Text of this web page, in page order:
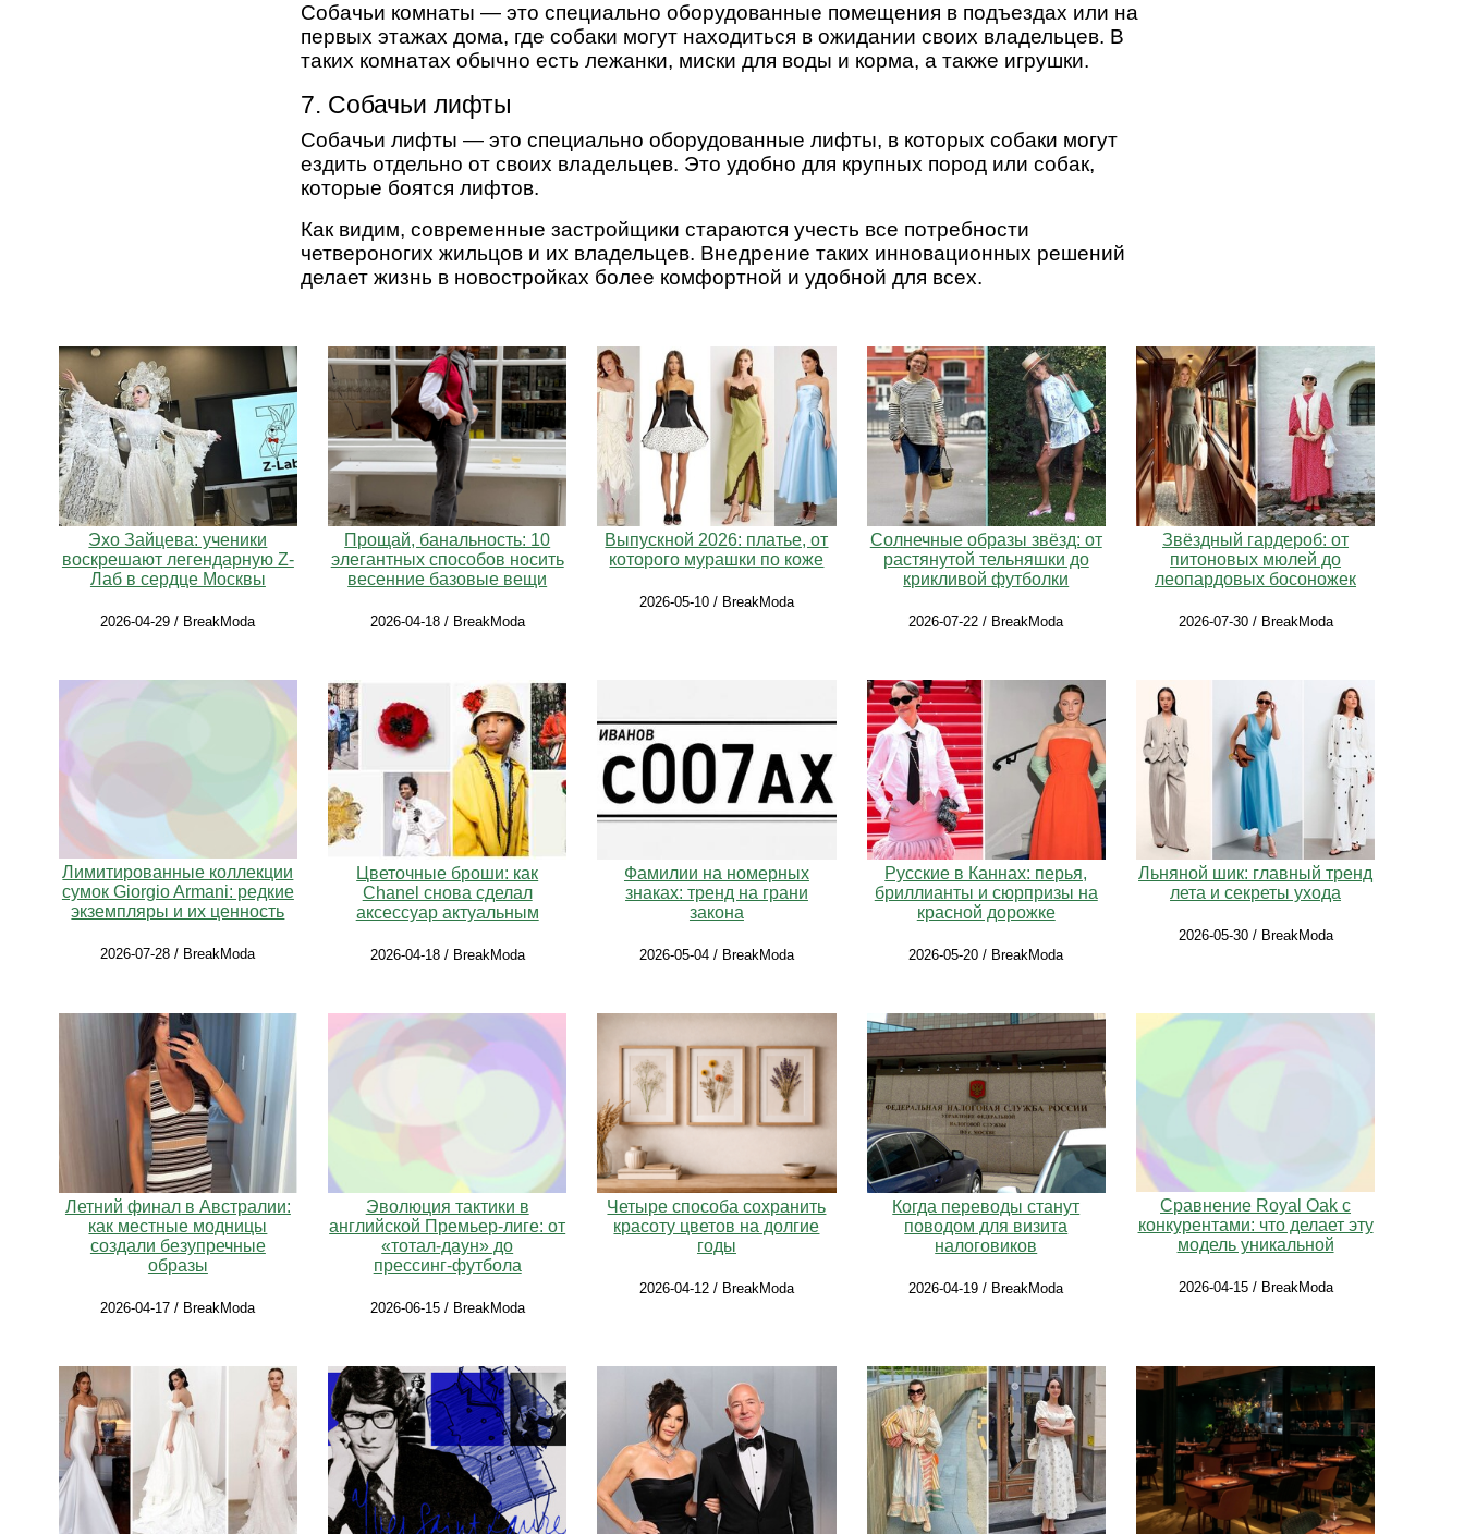
Собачьи комнаты — это специально оборудованные помещения в подъездах или на
первых этажах дома, где собаки могут находиться в ожидании своих владельцев. В
таких комнатах обычно есть лежанки, миски для воды и корма, а также игрушки.
7. Собачьи лифты
Собачьи лифты — это специально оборудованные лифты, в которых собаки могут
ездить отдельно от своих владельцев. Это удобно для крупных пород или собак,
которые боятся лифтов.
Как видим, современные застройщики стараются учесть все потребности
четвероногих жильцов и их владельцев. Внедрение таких инновационных решений
делает жизнь в новостройках более комфортной и удобной для всех.
Эхо Зайцева: ученики
воскрешают легендарную Z-
Лаб в сердце Москвы
2026-04-29 / BreakModa
Прощай, банальность: 10
элегантных способов носить
весенние базовые вещи
2026-04-18 / BreakModa
Выпускной 2026: платье, от
которого мурашки по коже
2026-05-10 / BreakModa
Солнечные образы звёзд: от
растянутой тельняшки до
крикливой футболки
2026-07-22 / BreakModa
Звёздный гардероб: от
питоновых мюлей до
леопардовых босоножек
2026-07-30 / BreakModa
Лимитированные коллекции
сумок Giorgio Armani: редкие
экземпляры и их ценность
2026-07-28 / BreakModa
Цветочные броши: как
Chanel снова сделал
аксессуар актуальным
2026-04-18 / BreakModa
Фамилии на номерных
знаках: тренд на грани
закона
2026-05-04 / BreakModa
Русские в Каннах: перья,
бриллианты и сюрпризы на
красной дорожке
2026-05-20 / BreakModa
Льняной шик: главный тренд
лета и секреты ухода
2026-05-30 / BreakModa
Летний финал в Австралии:
как местные модницы
создали безупречные
образы
2026-04-17 / BreakModa
Эволюция тактики в
английской Премьер‑лиге: от
«тотал‑даун» до
прессинг‑футбола
2026-06-15 / BreakModa
Четыре способа сохранить
красоту цветов на долгие
годы
2026-04-12 / BreakModa
Когда переводы станут
поводом для визита
налоговиков
2026-04-19 / BreakModa
Сравнение Royal Oak с
конкурентами: что делает эту
модель уникальной
2026-04-15 / BreakModa